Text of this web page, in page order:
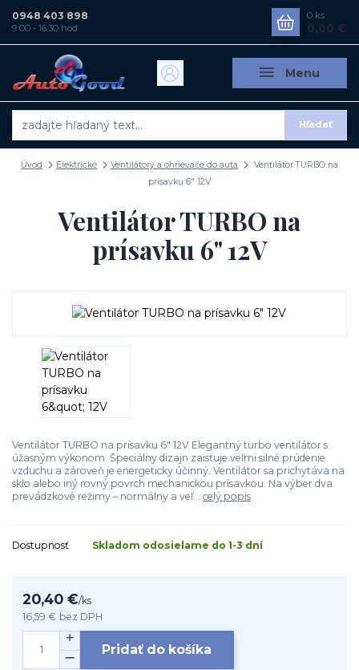
Menu
Hľadať
0948 403 898
9:00 - 16:30 hod
0 ks
0,00 €
Úvod Elektrické Ventilátory a ohrievače do auta
Ventilátor TURBO na
prísavku 6" 12V
Ventilátor TURBO na
prísavku 6" 12V
Ventilátor TURBO na prísavku 6" 12V Elegantný turbo ventilátor s
úžasným výkonom. Špeciálny dizajn zaisťuje veľmi silné prúdenie
vzduchu a zároveň je energeticky účinný. Ventilátor sa prichytáva na
sklo alebo iný rovný povrch mechanickou prísavkou. Na výber dva
prevádzkové režimy – normálny a veľ... celý popis
Dostupnosť Skladom odosielame do 1-3 dní
20,40 €/ks
16,59 € bez DPH
Pridať do košíka